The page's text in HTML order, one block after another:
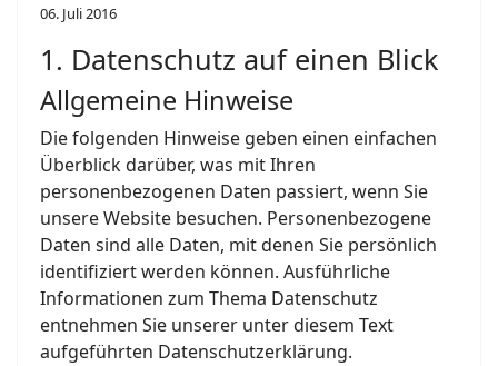
06. Juli 2016
1. Datenschutz auf einen Blick
Allgemeine Hinweise
Die folgenden Hinweise geben einen einfachen
Überblick darüber, was mit Ihren
personenbezogenen Daten passiert, wenn Sie
unsere Website besuchen. Personenbezogene
Daten sind alle Daten, mit denen Sie persönlich
identifiziert werden können. Ausführliche
Informationen zum Thema Datenschutz
entnehmen Sie unserer unter diesem Text
aufgeführten Datenschutzerklärung.